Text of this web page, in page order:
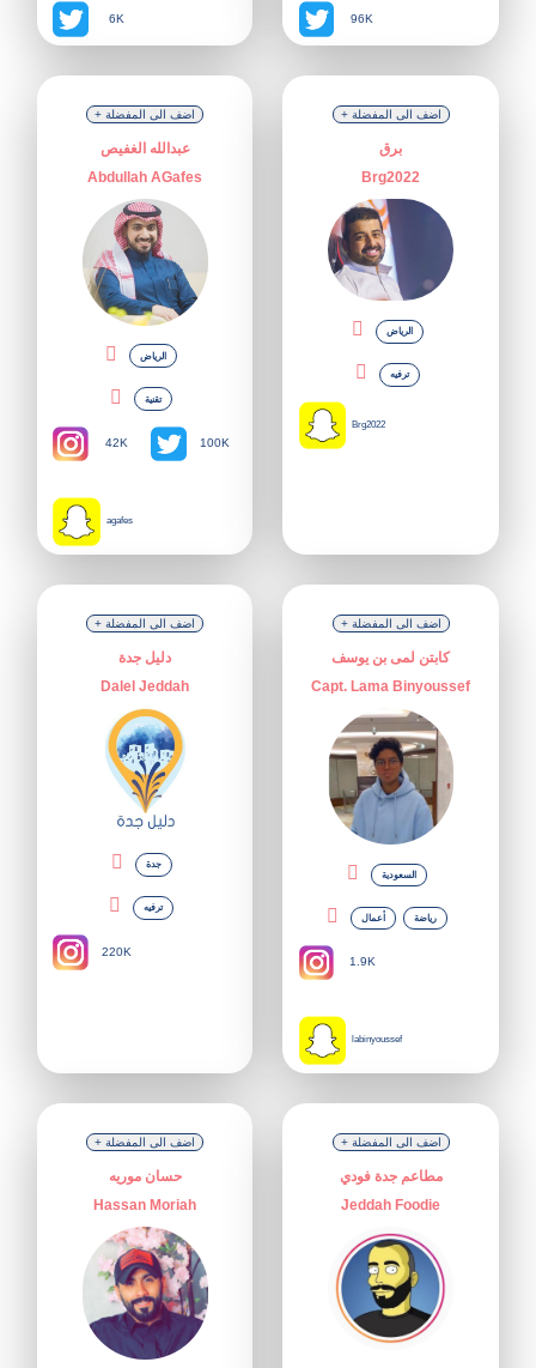
6K 96K
+ اضف الى المفضلة
عبدالله الغفيص
Abdullah AGafes
الرياض
تقنية
42K 100K
agafes
+ اضف الى المفضلة
برق
Brg2022
الرياض
ترفيه
Brg2022
+ اضف الى المفضلة
دليل جدة
Dalel Jeddah
جدة
ترفيه
220K
+ اضف الى المفضلة
كابتن لمى بن يوسف
Capt. Lama Binyoussef
السعودية
أعمال رياضة
1.9K
labinyoussef
+ اضف الى المفضلة
حسان موريه
Hassan Moriah
+ اضف الى المفضلة
مطاعم جدة فودي
Jeddah Foodie